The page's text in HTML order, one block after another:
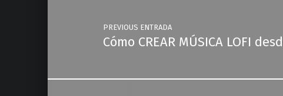
PREVIOUS ENTRADA
Cómo CREAR MÚSICA LOFI